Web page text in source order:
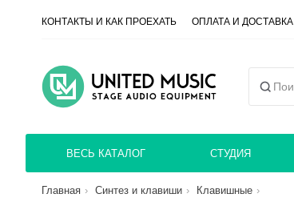
КОНТАКТЫ И КАК ПРОЕХАТЬ ОПЛАТА И ДОСТАВКА
ВЕСЬ КАТАЛОГ СТУДИЯ
Главная Синтез и клавиши Клавишные